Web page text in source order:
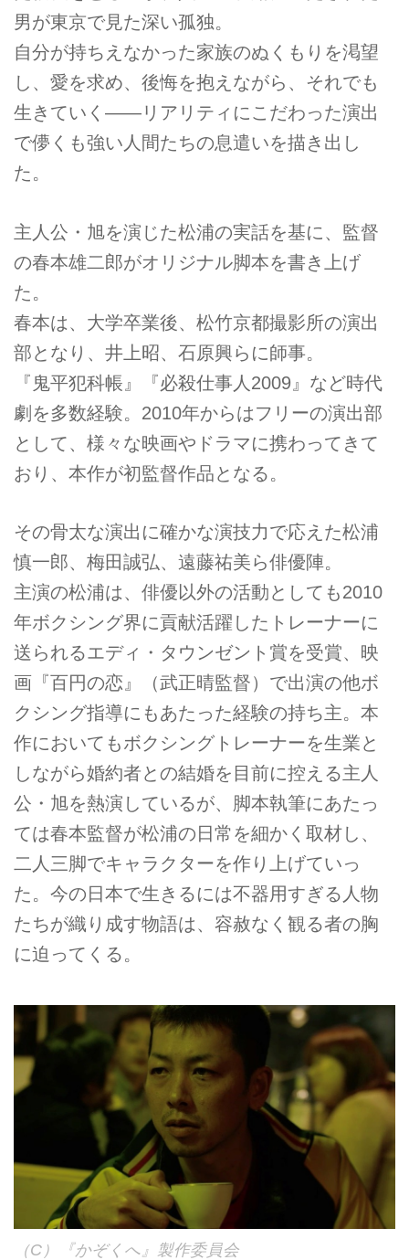
男が東京で見た深い孤独。
自分が持ちえなかった家族のぬくもりを渇望
し、愛を求め、後悔を抱えながら、それでも
生きていく――リアリティにこだわった演出
で儚くも強い人間たちの息遣いを描き出し
た。
主人公・旭を演じた松浦の実話を基に、監督
の春本雄二郎がオリジナル脚本を書き上げ
た。
春本は、大学卒業後、松竹京都撮影所の演出
部となり、井上昭、石原興らに師事。
『鬼平犯科帳』『必殺仕事人2009』など時代
劇を多数経験。2010年からはフリーの演出部
として、様々な映画やドラマに携わってきて
おり、本作が初監督作品となる。
その骨太な演出に確かな演技力で応えた松浦
慎一郎、梅田誠弘、遠藤祐美ら俳優陣。
主演の松浦は、俳優以外の活動としても2010
年ボクシング界に貢献活躍したトレーナーに
送られるエディ・タウンゼント賞を受賞、映
画『百円の恋』（武正晴監督）で出演の他ボ
クシング指導にもあたった経験の持ち主。本
作においてもボクシングトレーナーを生業と
しながら婚約者との結婚を目前に控える主人
公・旭を熱演しているが、脚本執筆にあたっ
ては春本監督が松浦の日常を細かく取材し、
二人三脚でキャラクターを作り上げていっ
た。今の日本で生きるには不器用すぎる人物
たちが織り成す物語は、容赦なく観る者の胸
に迫ってくる。
（C）『かぞくへ』製作委員会